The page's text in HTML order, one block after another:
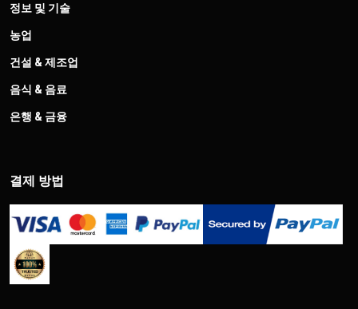
정보 및 기술
농업
건설 & 제조업
음식 & 음료
은행 & 금융
결제 방법